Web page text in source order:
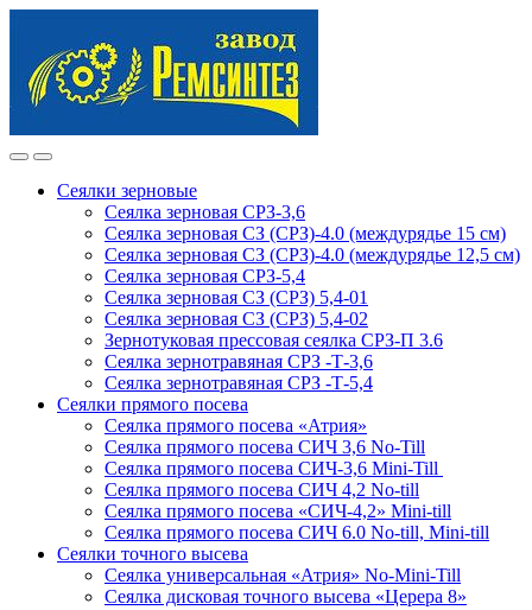
navigation
content
Сеялки зерновые
Сеялка зерновая СРЗ-3,6
Сеялка зерновая СЗ (СРЗ)-4.0 (междурядье 15 см)
Сеялка зерновая СЗ (СРЗ)-4.0 (междурядье 12,5 см)
Сеялка зерновая СРЗ-5,4
Сеялка зерновая СЗ (СРЗ) 5,4-01
Сеялка зерновая СЗ (СРЗ) 5,4-02
Зернотуковая прессовая сеялка СРЗ-П 3.6
Сеялка зернотравяная СРЗ -Т-3,6
Сеялка зернотравяная СРЗ -Т-5,4
Сеялки прямого посева
Сеялка прямого посева «Атрия»
Сеялка прямого посева СИЧ 3,6 No-Till
Сеялка прямого посева СИЧ-3,6 Mini-Till
Сеялка прямого посева СИЧ 4,2 No-till
Сеялка прямого посева «СИЧ-4,2» Mini-till
Сеялка прямого посева СИЧ 6.0 No-till, Mini-till
Сеялки точного высева
Сеялка универсальная «Атрия» No-Mini-Till
Сеялка дисковая точного высева «Церера 8»